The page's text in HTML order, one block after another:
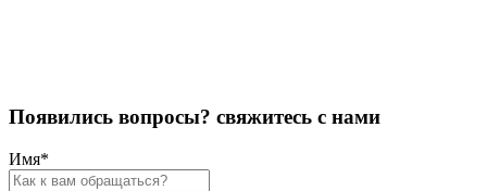
Появились вопросы? свяжитесь с нами
Имя*